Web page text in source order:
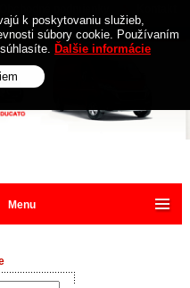
Menu
k poskytovaniu služieb,
súbory cookie. Používaním
Ďalšie informácie